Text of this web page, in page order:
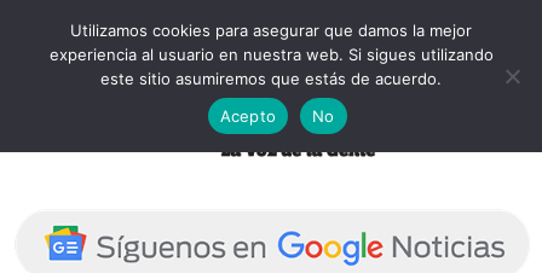
Utilizamos cookies para asegurar que damos la mejor
experiencia al usuario en nuestra web. Si sigues utilizando
este sitio asumiremos que estás de acuerdo.
Acepto
No